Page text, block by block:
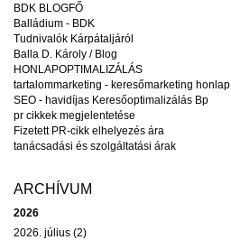
BDK BLOGFŐ
Balládium - BDK
Tudnivalók Kárpátaljáról
Balla D. Károly / Blog
HONLAPOPTIMALIZÁLÁS
tartalommarketing - keresőmarketing honlap
SEO - havidíjas Keresőoptimalizálás Bp
pr cikkek megjelentetése
Fizetett PR-cikk elhelyezés ára
tanácsadási és szolgáltatási árak
ARCHÍVUM
2026
2026. július (2)